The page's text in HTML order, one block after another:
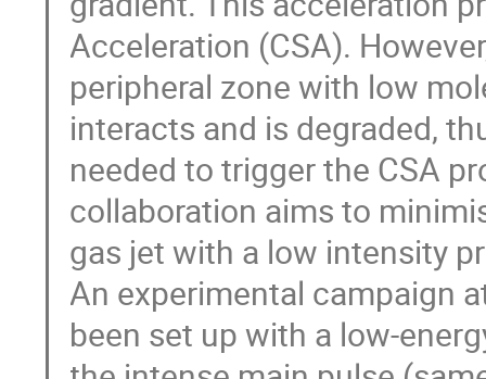
Acceleration (CSA).
peripheral zone with low
interacts and is degraded,
needed to trigger the CSA
collaboration aims to
gas jet with a low intensity
An experimental campaign
been set up with a low-